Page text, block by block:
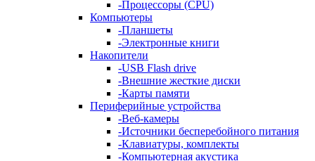
-Процессоры (CPU)
Компьютеры
-Планшеты
-Электронные книги
Накопители
-USB Flash drive
-Внешние жесткие диски
-Карты памяти
Периферийные устройства
-Веб-камеры
-Источники бесперебойного питания
-Клавиатуры, комплекты
-Компьютерная акустика